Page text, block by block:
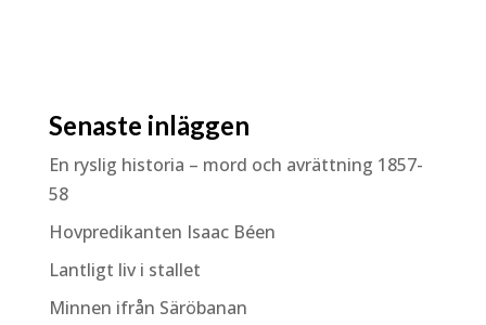
Senaste inläggen
En ryslig historia – mord och avrättning 1857-
58
Hovpredikanten Isaac Béen
Lantligt liv i stallet
Minnen ifrån Säröbanan